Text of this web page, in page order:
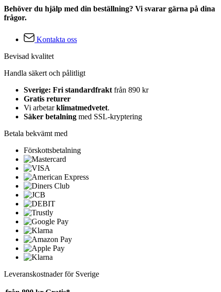
Behöver du hjälp med din beställning? Vi svarar gärna på dina
frågor.
Kontakta oss
Bevisad kvalitet
Handla säkert och pålitligt
Sverige: Fri standardfrakt från 890 kr
Gratis returer
Vi arbetarklimatmedvetet.
Säker betalning med SSL-kryptering
Betala bekvämt med
Förskottsbetalning
Leveranskostnader för Sverige